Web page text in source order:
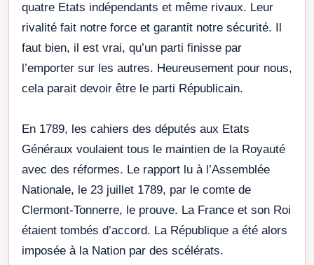
quatre Etats indépendants et même rivaux. Leur
rivalité fait notre force et garantit notre sécurité. Il
faut bien, il est vrai, qu’un parti finisse par
l’emporter sur les autres. Heureusement pour nous,
cela parait devoir être le parti Républicain.
En 1789, les cahiers des députés aux Etats
Généraux voulaient tous le maintien de la Royauté
avec des réformes. Le rapport lu à l’Assemblée
Nationale, le 23 juillet 1789, par le comte de
Clermont-Tonnerre, le prouve. La France et son Roi
étaient tombés d’accord. La République a été alors
imposée à la Nation par des scélérats.